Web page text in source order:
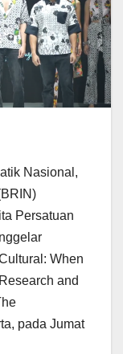
Nasional,
Persatuan
When
and
pada Jumat